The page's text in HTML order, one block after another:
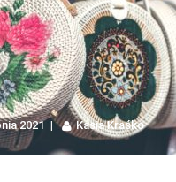
2021 Kasia Kraśko